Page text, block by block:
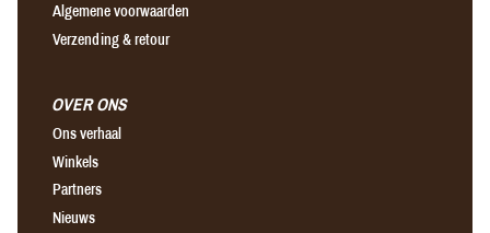
Algemene voorwaarden
Verzending & retour
OVER ONS
Ons verhaal
Winkels
Partners
Nieuws